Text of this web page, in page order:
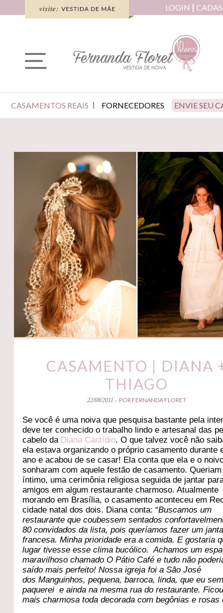
LOGIN
CASAMENTOS REAIS FORNECEDORES ENVIE SEU
CASAMENTO | DIANA
THIAGO
22/08/2011 - POR FERNANDA FLORET
Se você é uma noiva que pesquisa bastante pela
deve ter conhecido o trabalho lindo e artesanal das
cabelo da Diana Cantídio. O que talvez você não
ela estava organizando o próprio casamento durante
ano e acabou de se casar! Ela conta que ela e o
sonharam com aquele festão de casamento.
íntimo, uma cerimônia religiosa seguida de jantar
amigos em algum restaurante charmoso. Atualmente
morando em Brasília, o casamento aconteceu em
cidade natal dos dois. Diana conta: “Buscamos um
restaurante que coubessem sentados
80 convidados da lista, pois queríamos fazer um
francesa. Minha prioridade era a comida. E gostaria
lugar tivesse esse clima bucólico. Achamos um
maravilhoso chamado O Pátio Café e tudo não
saído mais perfeito! Nossa igreja foi a São José
dos Manguinhos, pequena, barroca, linda, que eu
paquerei e ainda na mesma rua do restaurante.
mais charmosa toda decorada com begônias e rosas